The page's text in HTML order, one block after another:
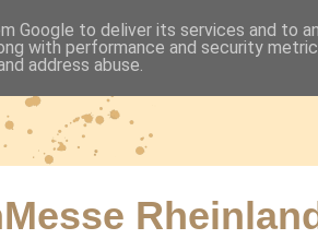
Google to deliver its services and to
with performance and security
address abuse.